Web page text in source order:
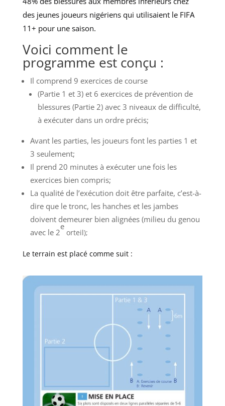
des jeunes joueurs nigériens qui utilisaient le FIFA
11+ pour une saison.
Voici comment le
programme est conçu :
Il comprend 9 exercices de course
(Partie 1 et 3) et 6 exercices de prévention de
blessures (Partie 2) avec 3 niveaux de difficulté,
à exécuter dans un ordre précis;
Avant les parties, les joueurs font les parties 1 et
3 seulement;
Il prend 20 minutes à exécuter une fois les
exercices bien compris;
La qualité de l’exécution doit être parfaite, c’est-à-
dire que le tronc, les hanches et les jambes
doivent demeurer bien alignées (milieu du genou
avec le 2
e
orteil);
Le terrain est placé comme suit :